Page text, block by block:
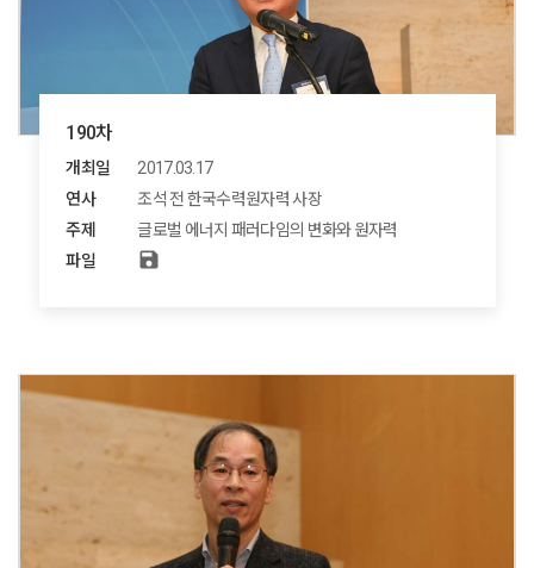
190차
개최일
2017.03.17
연사
조석 전 한국수력원자력 사장
주제
글로벌 에너지 패러다임의 변화와 원자력
파일
save